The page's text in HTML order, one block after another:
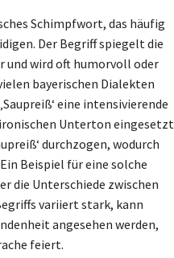
Schimpfwort, das häufig
Der Begriff spiegelt die
und wird oft humorvoll oder
bayerischen Dialekten
eine intensivierende
Unterton eingesetzt
durchzogen, wodurch
Beispiel für eine solche
die Unterschiede zwischen
variiert stark, kann
angesehen werden,
feiert.